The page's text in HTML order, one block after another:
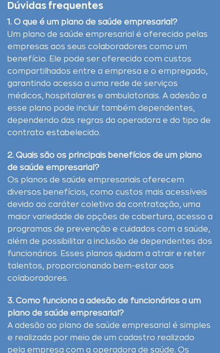
Dúvidas frequentes
1. O que é um plano de saúde empresarial?
Um plano de saúde empresarial é oferecido pelas
empresas aos seus colaboradores como um
benefício. Ele pode ser oferecido com custos
compartilhados entre a empresa e o empregado,
garantindo acesso a uma rede de serviços
médicos, hospitalares e ambulatoriais. A adesão a
esse plano pode incluir também dependentes,
dependendo das regras da operadora e do tipo de
contrato estabelecido.
2. Quais são os principais benefícios de um plano
de saúde empresarial?
Os planos de saúde empresariais oferecem
diversos benefícios, como custos mais acessíveis
devido ao caráter coletivo da contratação, uma
maior variedade de opções de cobertura, acesso a
programas de prevenção e cuidados com a saúde,
além de possibilitar a inclusão de dependentes dos
funcionários. Esses planos ajudam a atrair e reter
talentos, proporcionando bem-estar aos
colaboradores.
3. Como funciona a adesão de funcionários a um
plano de saúde empresarial?
A adesão ao plano de saúde empresarial é simples
e realizada por meio de um cadastro realizado
pela empresa com a operadora de saúde. Os